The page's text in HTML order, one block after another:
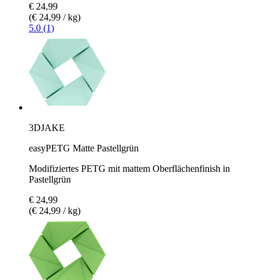
€ 24,99
(€ 24,99 / kg)
5.0 (1)
3DJAKE
easyPETG Matte Pastellgrün
Modifiziertes PETG mit mattem Oberflächenfinish in
Pastellgrün
€ 24,99
(€ 24,99 / kg)